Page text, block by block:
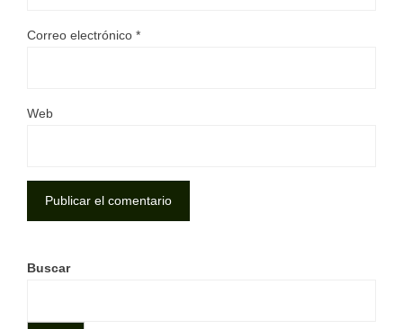
Correo electrónico *
Web
Buscar